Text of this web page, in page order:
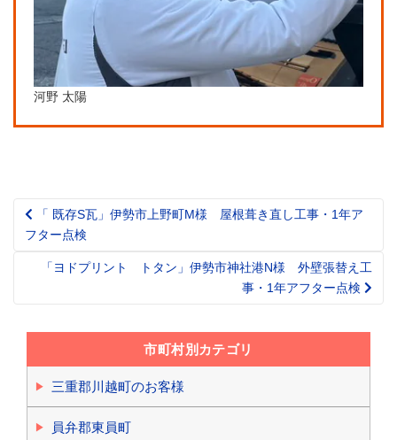
河野 太陽
Post
navigation
「 既存S瓦」伊勢市上野町M様 屋根葺き直し工事・1年ア
フター点検
「ヨドプリント トタン」伊勢市神社港N様 外壁張替え工
事・1年アフター点検
市町村別カテゴリ
三重郡川越町のお客様
員弁郡東員町